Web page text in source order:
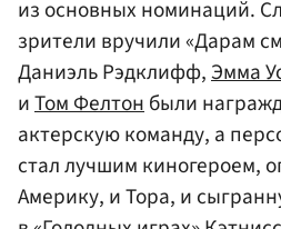
из основных номинаций.
зрители вручили «Дарам
Даниэль Рэдклифф,Эмма
иТом Фелтонбыли
актерскую команду, а
стал лучшим киногероем,
Америку, и Тора, и